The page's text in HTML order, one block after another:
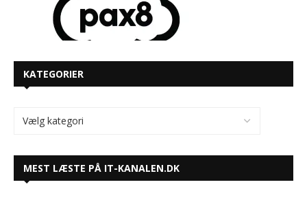
KATEGORIER
MEST LÆSTE PÅ IT-KANALEN.DK